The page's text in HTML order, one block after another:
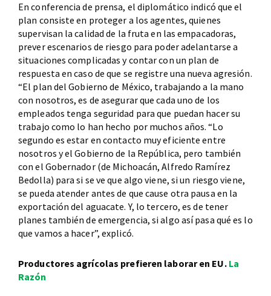
En conferencia de prensa, el diplomático indicó que el
plan consiste en proteger a los agentes, quienes
supervisan la calidad de la fruta en las empacadoras,
prever escenarios de riesgo para poder adelantarse a
situaciones complicadas y contar con un plan de
respuesta en caso de que se registre una nueva agresión.
“El plan del Gobierno de México, trabajando a la mano
con nosotros, es de asegurar que cada uno de los
empleados tenga seguridad para que puedan hacer su
trabajo como lo han hecho por muchos años. “Lo
segundo es estar en contacto muy eficiente entre
nosotros y el Gobierno de la República, pero también
con el Gobernador (de Michoacán, Alfredo Ramírez
Bedolla) para si se ve que algo viene, si un riesgo viene,
se pueda atender antes de que cause otra pausa en la
exportación del aguacate. Y, lo tercero, es de tener
planes también de emergencia, si algo así pasa qué es lo
que vamos a hacer”, explicó.
Productores agrícolas prefieren laborar en EU. La
Razón